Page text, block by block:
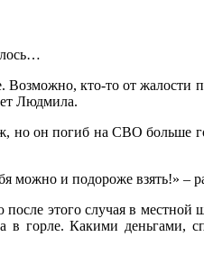
кто-то от жалости
Людмила.
но он погиб на СВО больше
можно и подороже взять!» –
этого случая в местной
в горле. Какими деньгами,